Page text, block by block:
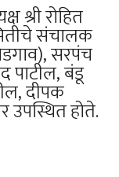
श्री रोहित
संचालक
सरपंच
पाटील, बंडू
दीपक
उपस्थित होते.